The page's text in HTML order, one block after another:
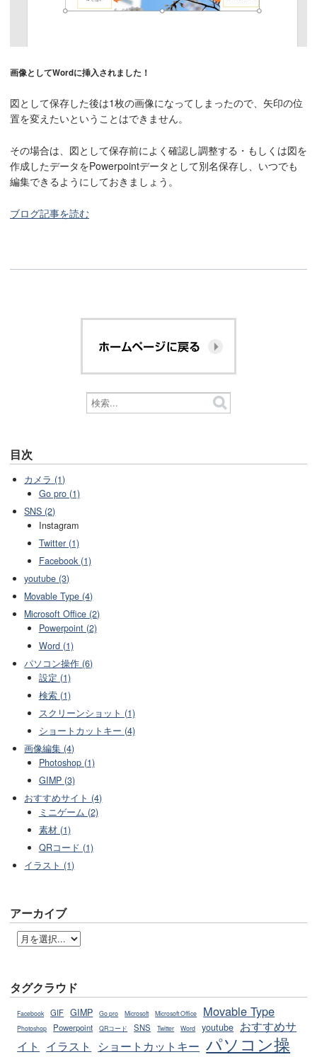
画像としてWordに挿入されました！
図として保存した後は1枚の画像になってしまったので、矢印の位
置を変えたいということはできません。
その場合は、図として保存前によく確認し調整する・もしくは図を
作成したデータをPowerpointデータとして別名保存し、いつでも
編集できるようにしておきましょう。
ブログ記事を読む
目次
カメラ (1)
Go pro (1)
SNS (2)
Instagram
Twitter (1)
Facebook (1)
youtube (3)
Movable Type (4)
Microsoft Office (2)
Powerpoint (2)
Word (1)
パソコン操作 (6)
設定 (1)
検索 (1)
スクリーンショット (1)
ショートカットキー (4)
画像編集 (4)
Photoshop (1)
GIMP (3)
おすすめサイト (4)
ミニゲーム (2)
素材 (1)
QRコード (1)
イラスト (1)
アーカイブ
タグクラウド
Facebook GIF GIMP Go pro Microsoft Microsoft Office Movable Type
Photoshop Powerpoint QRコード SNS Twitter Word youtube おすすめサ
イト イラスト ショートカットキー パソコン操